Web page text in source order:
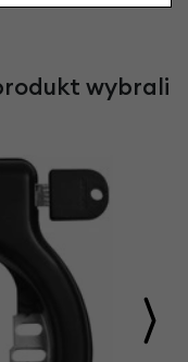
wybrali